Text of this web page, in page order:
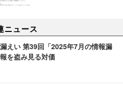
ニュース
えい 第39回「2025年7月の情報漏
を盗み見る対価